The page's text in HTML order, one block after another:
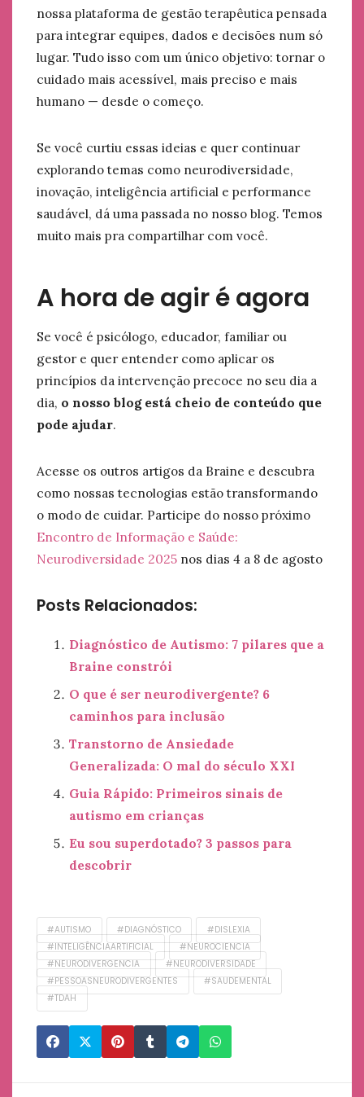
nossa plataforma de gestão terapêutica pensada
para integrar equipes, dados e decisões num só
lugar. Tudo isso com um único objetivo: tornar o
cuidado mais acessível, mais preciso e mais
humano — desde o começo.
Se você curtiu essas ideias e quer continuar
explorando temas como neurodiversidade,
inovação, inteligência artificial e performance
saudável, dá uma passada no nosso blog. Temos
muito mais pra compartilhar com você.
A hora de agir é agora
Se você é psicólogo, educador, familiar ou
gestor e quer entender como aplicar os
princípios da intervenção precoce no seu dia a
dia, o nosso blog está cheio de conteúdo que
pode ajudar.
Acesse os outros artigos da Braine e descubra
como nossas tecnologias estão transformando
o modo de cuidar. Participe do nosso próximo
Encontro de Informação e Saúde:
Neurodiversidade 2025 nos dias 4 a 8 de agosto
Posts Relacionados:
Diagnóstico de Autismo: 7 pilares que a
Braine constrói
O que é ser neurodivergente? 6
caminhos para inclusão
Transtorno de Ansiedade
Generalizada: O mal do século XXI
Guia Rápido: Primeiros sinais de
autismo em crianças​
Eu sou superdotado? 3 passos para
descobrir
#AUTISMO #DIAGNÓSTICO
#DISLEXIA
#INTELIGÊNCIAARTIFICIAL
#NEUROCIENCIA
#NEURODIVERGENCIA
#NEURODIVERSIDADE
#PESSOASNEURODIVERGENTES
#SAUDEMENTAL
#TDAH